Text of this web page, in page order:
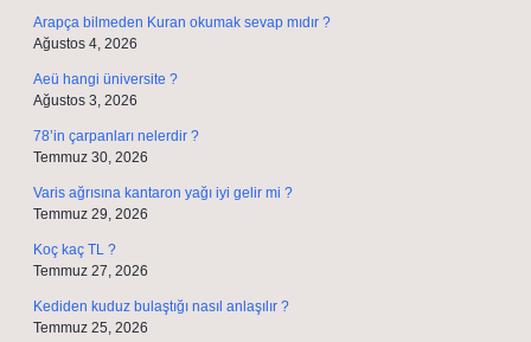
Arapça bilmeden Kuran okumak sevap mıdır ?
Ağustos 4, 2026
Aeü hangi üniversite ?
Ağustos 3, 2026
78’in çarpanları nelerdir ?
Temmuz 30, 2026
Varis ağrısına kantaron yağı iyi gelir mi ?
Temmuz 29, 2026
Koç kaç TL ?
Temmuz 27, 2026
Kediden kuduz bulaştığı nasıl anlaşılır ?
Temmuz 25, 2026